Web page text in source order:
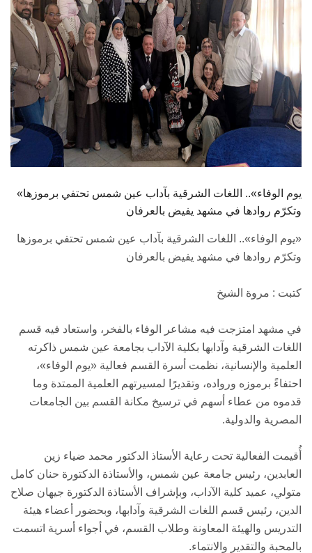
«يوم الوفاء».. اللغات الشرقية بآداب عين شمس تحتفي برموزها
وتكرّم روادها في مشهد يفيض بالعرفان
«يوم الوفاء».. اللغات الشرقية بآداب عين شمس تحتفي برموزها
وتكرّم روادها في مشهد يفيض بالعرفان
كتبت : مروة الشيخ
في مشهد امتزجت فيه مشاعر الوفاء بالفخر، واستعاد فيه قسم
اللغات الشرقية وآدابها بكلية الآداب بجامعة عين شمس ذاكرته
العلمية والإنسانية، نظمت أسرة القسم فعالية «يوم الوفاء»،
احتفاءً برموزه ورواده، وتقديرًا لمسيرتهم العلمية الممتدة وما
قدموه من عطاء أسهم في ترسيخ مكانة القسم بين الجامعات
المصرية والدولية.
أُقيمت الفعالية تحت رعاية الأستاذ الدكتور محمد ضياء زين
العابدين، رئيس جامعة عين شمس، والأستاذة الدكتورة حنان كامل
متولي، عميد كلية الآداب، وبإشراف الأستاذة الدكتورة جيهان صلاح
الدين، رئيس قسم اللغات الشرقية وآدابها، وبحضور أعضاء هيئة
التدريس والهيئة المعاونة وطلاب القسم، في أجواء أسرية اتسمت
بالمحبة والتقدير والانتماء.